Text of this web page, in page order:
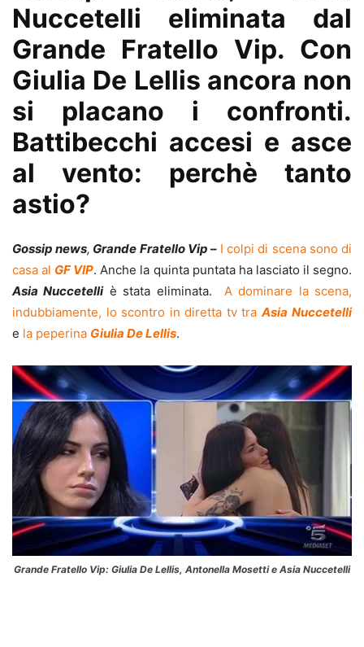
Nuccetelli eliminata dal
Grande Fratello Vip. Con
Giulia De Lellis ancora non
si placano i confronti.
Battibecchi accesi e asce
al vento: perchè tanto
astio?
Gossip news, Grande Fratello Vip – I colpi di scena sono di
casa al GF VIP. Anche la quinta puntata ha lasciato il segno.
Asia Nuccetelliè stata eliminata.
A dominare la scena,
indubbiamente, lo scontro in diretta tv tra Asia Nuccetelli
e la peperina Giulia De Lellis.
Grande Fratello Vip: Giulia De Lellis, Antonella Mosetti e Asia Nuccetelli